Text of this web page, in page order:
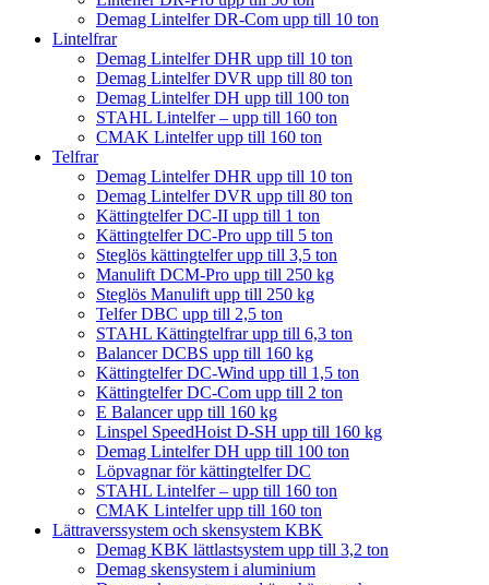
Demag Lintelfer DR-Com upp till 10 ton
Lintelfrar
Demag Lintelfer DHR upp till 10 ton
Demag Lintelfer DVR upp till 80 ton
Demag Lintelfer DH upp till 100 ton
STAHL Lintelfer – upp till 160 ton
CMAK Lintelfer upp till 160 ton
Telfrar
Demag Lintelfer DHR upp till 10 ton
Demag Lintelfer DVR upp till 80 ton
Kättingtelfer DC-II upp till 1 ton
Kättingtelfer DC-Pro upp till 5 ton
Steglös kättingtelfer upp till 3,5 ton
Manulift DCM-Pro upp till 250 kg
Steglös Manulift upp till 250 kg
Telfer DBC upp till 2,5 ton
STAHL Kättingtelfrar upp till 6,3 ton
Balancer DCBS upp till 160 kg
Kättingtelfer DC-Wind upp till 1,5 ton
Kättingtelfer DC-Com upp till 2 ton
E Balancer upp till 160 kg
Linspel SpeedHoist D-SH upp till 160 kg
Demag Lintelfer DH upp till 100 ton
Löpvagnar för kättingtelfer DC
STAHL Lintelfer – upp till 160 ton
CMAK Lintelfer upp till 160 ton
Lättraverssystem och skensystem KBK
Demag KBK lättlastsystem upp till 3,2 ton
Demag skensystem i aluminium